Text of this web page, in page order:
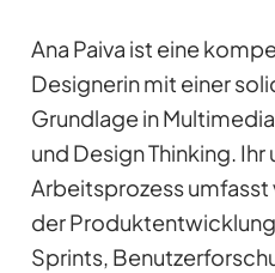
Ana Paiva ist eine
Designerin mit einer
Grundlage in
und Design Thinking.
Arbeitsprozess umfasst
der
Sprints,